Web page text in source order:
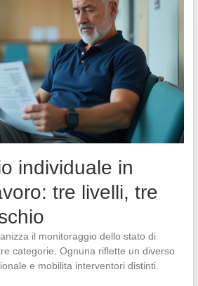
individuale in
tre livelli, tre
il monitoraggio dello stato di
categorie. Ognuna riflette un diverso
e mobilita interventori distinti.